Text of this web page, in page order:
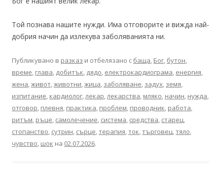
Той познава нашите нужди. Има отговорите и вижда най-
добрия начин да излекува заболяванията ни.
Публикувано в разказ и отбелязано с баща, Бог, бутон,
време, глава, добитък, дядо, електрокардиограма, енергия,
жена,живот,животни,жица, заболяване, задух, земя,
изпитание, кардиолог,лекар,лекарства, мляко, начин, нужда,
отговор, плевня, практика, проблем, проводник, работа,
ритъм, ръце, самолечение, система, средства, старец,
стопанство, сутрин, сърце,терапия,ток,търговец,тяло,
чувство, шок на 02.07.2026.